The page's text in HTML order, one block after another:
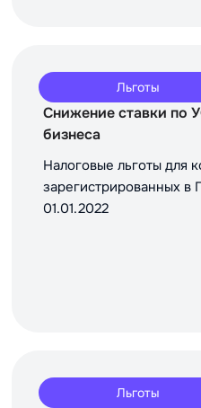
Льготы
Снижение ставки по
бизнеса
Налоговые льготы для
зарегистрированных в
01.01.2022
Льготы